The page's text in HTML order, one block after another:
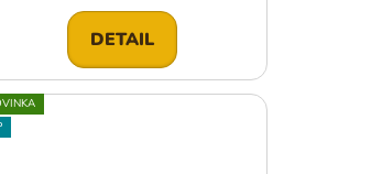
DETAIL